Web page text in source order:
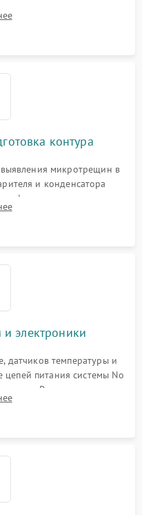
проверка термостата и
дисплея.
контура
микротрещин в
и конденсатора
фильтра-осушителя и
устранения засоров.
и электроники
датчиков температуры и
цепей питания системы No
Ремонт или замена
алгоритмов.